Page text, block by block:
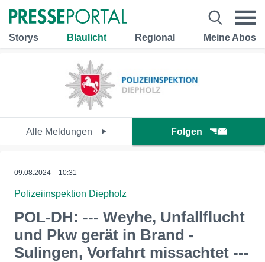
Storys Blaulicht Regional Meine Abos
Alle Meldungen Folgen
09.08.2024 – 10:31
Polizeiinspektion Diepholz
POL-DH: --- Weyhe, Unfallflucht
und Pkw gerät in Brand -
Sulingen, Vorfahrt missachtet ---